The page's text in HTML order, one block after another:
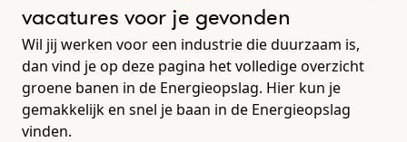
vacatures voor je gevonden
Wil jij werken voor een industrie die duurzaam is,
dan vind je op deze pagina het volledige overzicht
groene banen in de Energieopslag. Hier kun je
gemakkelijk en snel je baan in de Energieopslag
vinden.